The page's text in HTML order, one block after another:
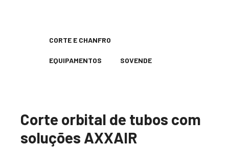
CORTE E CHANFRO
EQUIPAMENTOS SOVENDE
Corte orbital de tubos com
soluções AXXAIR